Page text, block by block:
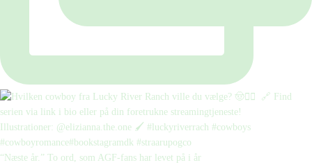
“Næste år.” To ord, som AGF-fans har levet på i år